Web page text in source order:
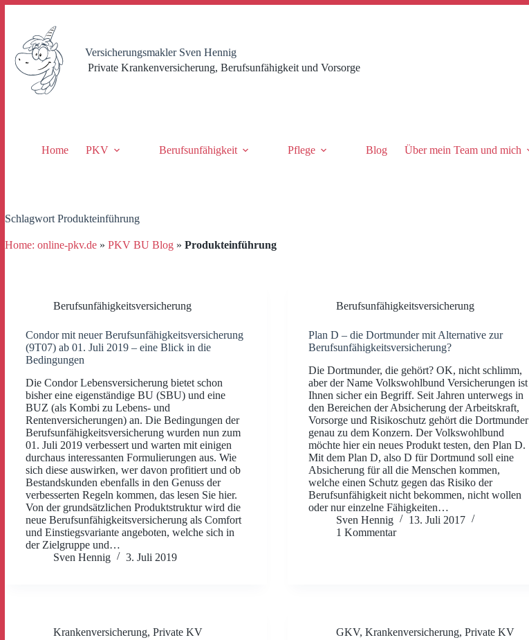
springen
Versicherungsmakler Sven Hennig
Private Krankenversicherung, Berufsunfähigkeit und Vorsorge
Home PKV Berufsunfähigkeit Pflege Blog Über mein Team und mich
Schlagwort Produkteinführung
Home: online-pkv.de » PKV BU Blog » Produkteinführung
Berufsunfähigkeitsversicherung
Condor mit neuer Berufsunfähigkeitsversicherung
(9T07) ab 01. Juli 2019 – eine Blick in die
Bedingungen
Die Condor Lebensversicherung bietet schon
bisher eine eigenständige BU (SBU) und eine
BUZ (als Kombi zu Lebens- und
Rentenversicherungen) an. Die Bedingungen der
Berufsunfähigkeitsversicherung wurden nun zum
01. Juli 2019 verbessert und warten mit einigen
durchaus interessanten Formulierungen aus. Wie
sich diese auswirken, wer davon profitiert und ob
Bestandskunden ebenfalls in den Genuss der
verbesserten Regeln kommen, das lesen Sie hier.
Von der grundsätzlichen Produktstruktur wird die
neue Berufsunfähigkeitsversicherung als Comfort
und Einstiegsvariante angeboten, welche sich in
der Zielgruppe und…
Sven Hennig
3. Juli 2019
Berufsunfähigkeitsversicherung
Plan D – die Dortmunder mit Alternative zur
Berufsunfähigkeitsversicherung?
Die Dortmunder, die gehört? OK, nicht schlimm,
aber der Name Volkswohlbund Versicherungen ist
Ihnen sicher ein Begriff. Seit Jahren unterwegs in
den Bereichen der Absicherung der Arbeitskraft,
Vorsorge und Risikoschutz gehört die Dortmunder
genau zu dem Konzern. Der Volkswohlbund
möchte hier ein neues Produkt testen, den Plan D.
Mit dem Plan D, also D für Dortmund soll eine
Absicherung für all die Menschen kommen,
welche einen Schutz gegen das Risiko der
Berufsunfähigkeit nicht bekommen, nicht wollen
oder nur einzelne Fähigkeiten…
Sven Hennig
13. Juli 2017
1 Kommentar
Krankenversicherung, Private KV GKV, Krankenversicherung, Private KV